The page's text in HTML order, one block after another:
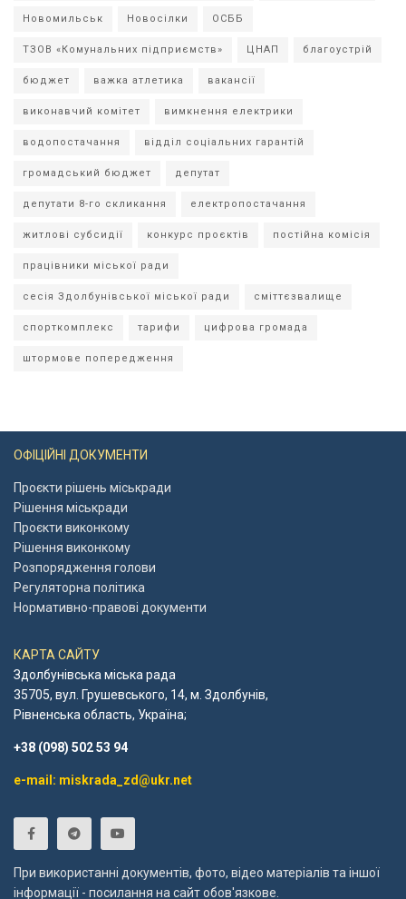
Новомильськ Новосілки ОСББ
ТЗОВ «Комунальних підприємств» ЦНАП благоустрій
бюджет важка атлетика вакансії
виконавчий комітет вимкнення електрики
водопостачання відділ соціальних гарантій
громадський бюджет депутат
депутати 8-го скликання електропостачання
житлові субсидії конкурс проєктів постійна комісія
працівники міської ради
сесія Здолбунівської міської ради сміттєзвалище
спорткомплекс тарифи цифрова громада
штормове попередження
ОФІЦІЙНІ ДОКУМЕНТИ
Проєкти рішень міськради
Рішення міськради
Проєкти виконкому
Рішення виконкому
Розпорядження голови
Регуляторна політика
Нормативно-правові документи
КАРТА САЙТУ
Здолбунівська міська рада
35705, вул. Грушевського, 14, м. Здолбунів,
Рівненська область, Україна;
+38 (098) 502 53 94
e-mail: miskrada_zd@ukr.net
При використанні документів, фото, відео матеріалів та іншої
інформації - посилання на сайт обов'язкове.